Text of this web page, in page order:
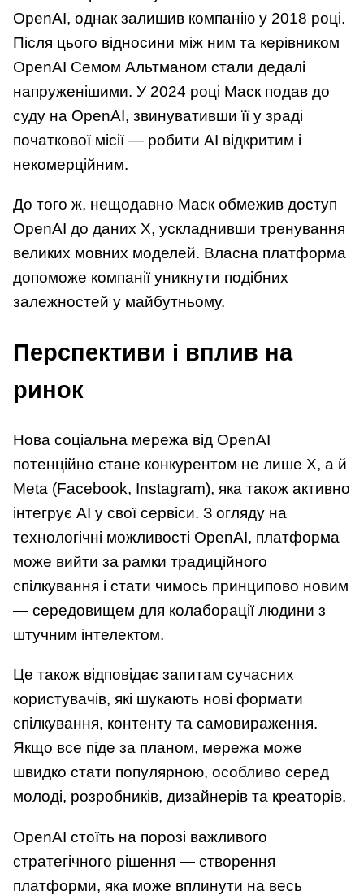
OpenAI, однак залишив компанію у 2018 році.
Після цього відносини між ним та керівником
OpenAI Семом Альтманом стали дедалі
напруженішими. У 2024 році Маск подав до
суду на OpenAI, звинувативши її у зраді
початкової місії — робити AI відкритим і
некомерційним.
До того ж, нещодавно Маск обмежив доступ
OpenAI до даних X, ускладнивши тренування
великих мовних моделей. Власна платформа
допоможе компанії уникнути подібних
залежностей у майбутньому.
Перспективи і вплив на
ринок
Нова соціальна мережа від OpenAI
потенційно стане конкурентом не лише X, а й
Meta (Facebook, Instagram), яка також активно
інтегрує AI у свої сервіси. З огляду на
технологічні можливості OpenAI, платформа
може вийти за рамки традиційного
спілкування і стати чимось принципово новим
— середовищем для колаборації людини з
штучним інтелектом.
Це також відповідає запитам сучасних
користувачів, які шукають нові формати
спілкування, контенту та самовираження.
Якщо все піде за планом, мережа може
швидко стати популярною, особливо серед
молоді, розробників, дизайнерів та креаторів.
OpenAI стоїть на порозі важливого
стратегічного рішення — створення
платформи, яка може вплинути на весь